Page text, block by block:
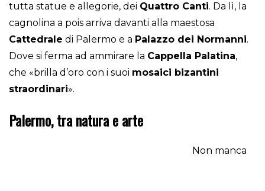
tutta statue e allegorie, dei Quattro Canti. Da lì, la
cagnolina a pois arriva davanti alla maestosa
Cattedrale di Palermo e a Palazzo dei Normanni.
Dove si ferma ad ammirare la Cappella Palatina,
che «brilla d’oro con i suoi mosaici bizantini
straordinari».
Palermo, tra natura e arte
Non manca